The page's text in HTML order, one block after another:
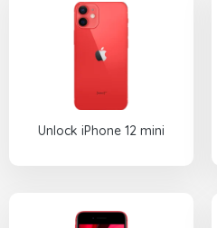
Unlock iPhone 12 mini